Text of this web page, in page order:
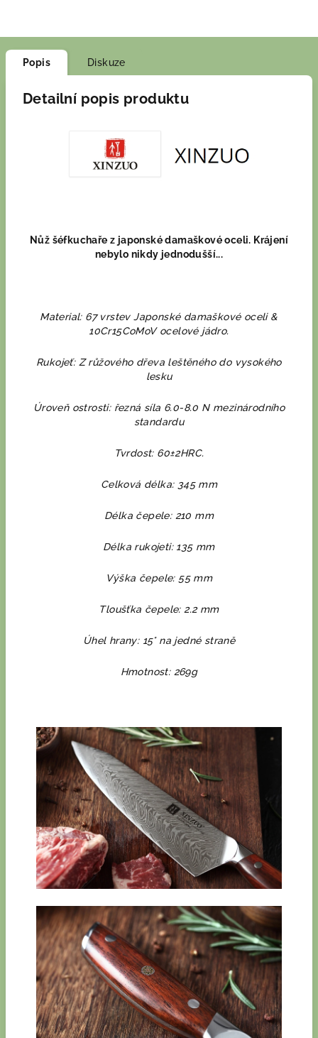
Popis Diskuze
Detailní popis produktu
Nůž šéfkuchaře z japonské damaškové oceli. Krájení
nebylo nikdy jednodušší...
Material: 67 vrstev Japonské damaškové oceli &
10Cr15CoMoV ocelové jádro.
Rukojeť: Z růžového dřeva leštěného do vysokého
lesku
Úroveň ostrosti: řezná síla 6.0-8.0 N mezinárodního
standardu
Tvrdost: 60±2HRC.
Celková délka: 345 mm
Délka čepele: 210 mm
Délka rukojeti: 135 mm
Výška čepele: 55 mm
Tloušťka čepele: 2.2 mm
Úhel hrany: 15° na jedné straně
Hmotnost: 269g